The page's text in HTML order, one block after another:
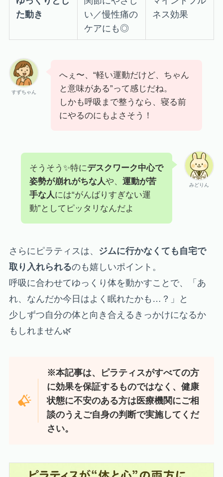
た動き
い／慢性痛の
ケアにも◎
ネス効果
すずちゃん
へぇ〜、“軽い運動だけど、ちゃん
と意味がある”って感じだね。
しかも呼吸まで整うなら、寝る前
にやるのにもよさそう！
みどりん
そうそう✨特にデスクワーク中心で
姿勢が崩れがちな人や、 運動が苦
手な人には“がんばりすぎない運
動”としてピッタリなんだよ
さらにピラティスは、
ジムに行かなくても自宅で
取り入れられるのも嬉しいポイント。
呼吸に合わせてゆっくり体を動かすことで、「あ
れ、なんだか今日はよく眠れたかも…？」と
少しずつ自分の体と向き合えるきっかけになるか
もしれません🌿
※本記事は、ピラティスがすべての方
に効果を保証するものではなく、健康
状態に不安のある方は医療機関にご相
談のうえご自身の判断で実施してくだ
さい。